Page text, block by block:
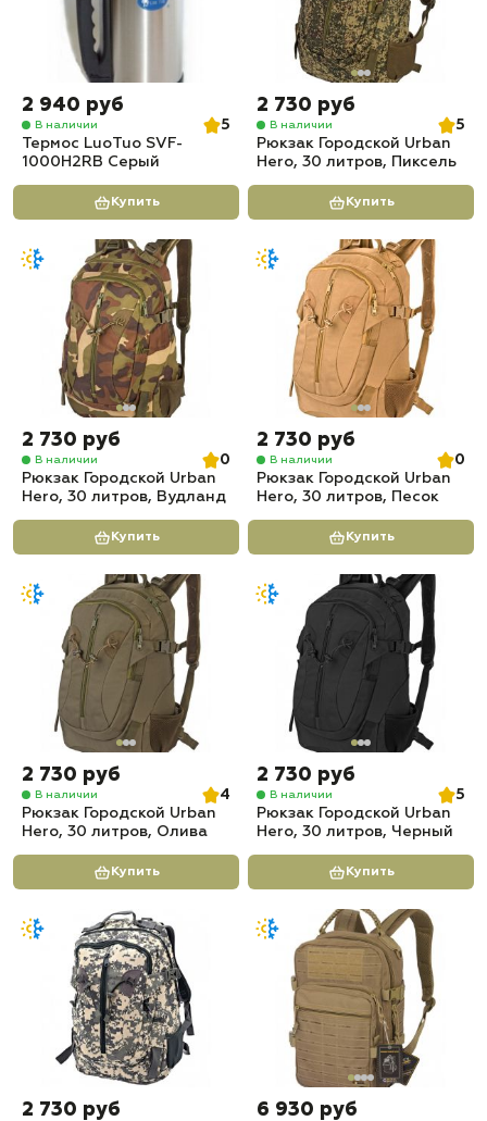
2 940 руб
В наличии
5
Термос LuoTuo SVF-
1000H2RB Серый
Купить
2 730 руб
В наличии
5
Рюкзак Городской Urban
Hero, 30 литров, Пиксель
Купить
2 730 руб
В наличии
0
Рюкзак Городской Urban
Hero, 30 литров, Вудланд
Купить
2 730 руб
В наличии
0
Рюкзак Городской Urban
Hero, 30 литров, Песок
Купить
2 730 руб
В наличии
4
Рюкзак Городской Urban
Hero, 30 литров, Олива
Купить
2 730 руб
В наличии
5
Рюкзак Городской Urban
Hero, 30 литров, Черный
Купить
2 730 руб 6 930 руб